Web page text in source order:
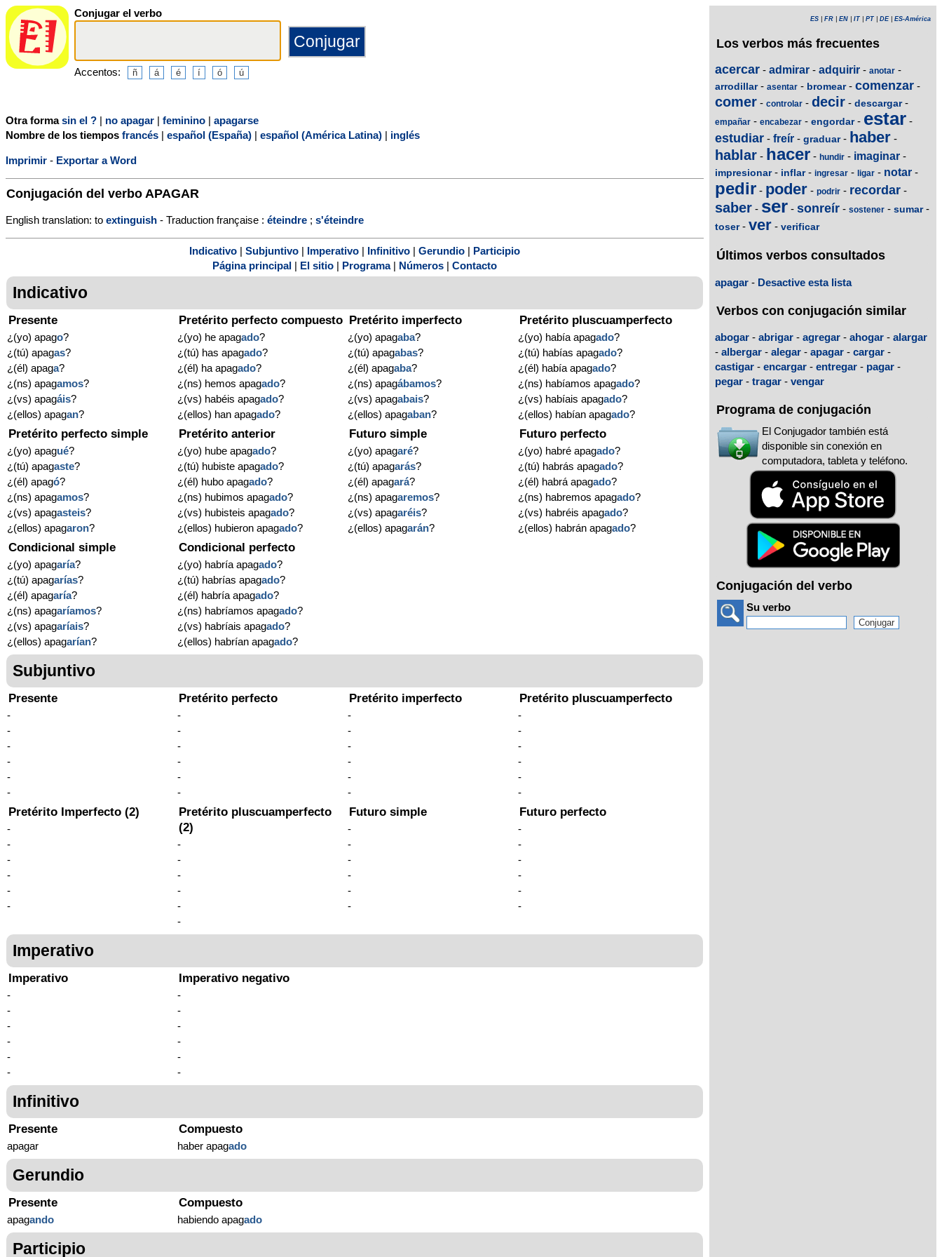
Conjugar el verbo
Accentos:
Otra formasin el ? | no apagar | feminino | apagarse
Nombre de los tiempos francés | español (España) | español (América Latina) | inglés
Imprimir - Exportar a Word
Conjugación del verbo APAGAR
English translation: to extinguish - Traduction française : éteindre ; s'éteindre
Indicativo Subjuntivo Imperativo Infinitivo Gerundio
Participio
Página principal
El sitio Programa| Números Contacto
Indicativo
Presente
¿(yo) apago?
¿(tú) apagas?
¿(él) apaga?
¿(ns) apagamos?
¿(vs) apagáis?
¿(ellos) apagan?
Pretérito perfecto compuesto
¿(yo) he apagado?
¿(tú) has apagado?
¿(él) ha apagado?
¿(ns) hemos apagado?
¿(vs) habéis apagado?
¿(ellos) han apagado?
Pretérito imperfecto
¿(yo) apagaba?
¿(tú) apagabas?
¿(él) apagaba?
¿(ns) apagábamos?
¿(vs) apagabais?
¿(ellos) apagaban?
Pretérito pluscuamperfecto
¿(yo) había apagado?
¿(tú) habías apagado?
¿(él) había apagado?
¿(ns) habíamos apagado?
¿(vs) habíais apagado?
¿(ellos) habían apagado?
Pretérito perfecto simple
¿(yo) apagué?
¿(tú) apagaste?
¿(él) apagó?
¿(ns) apagamos?
¿(vs) apagasteis?
¿(ellos) apagaron?
Pretérito anterior
¿(yo) hube apagado?
¿(tú) hubiste apagado?
¿(él) hubo apagado?
¿(ns) hubimos apagado?
¿(vs) hubisteis apagado?
¿(ellos) hubieron apagado?
Futuro simple
¿(yo) apagaré?
¿(tú) apagarás?
¿(él) apagará?
¿(ns) apagaremos?
¿(vs) apagaréis?
¿(ellos) apagarán?
Futuro perfecto
¿(yo) habré apagado?
¿(tú) habrás apagado?
¿(él) habrá apagado?
¿(ns) habremos apagado?
¿(vs) habréis apagado?
¿(ellos) habrán apagado?
Condicional simple
¿(yo) apagaría?
¿(tú) apagarías?
¿(él) apagaría?
¿(ns) apagaríamos?
¿(vs) apagaríais?
¿(ellos) apagarían?
Condicional perfecto
¿(yo) habría apagado?
¿(tú) habrías apagado?
¿(él) habría apagado?
¿(ns) habríamos apagado?
¿(vs) habríais apagado?
¿(ellos) habrían apagado?
Subjuntivo
Presente
-
-
-
-
-
-
Pretérito perfecto
-
-
-
-
-
-
Pretérito imperfecto
-
-
-
-
-
-
Pretérito pluscuamperfecto
-
-
-
-
-
-
Pretérito Imperfecto (2)
-
-
-
-
-
-
Pretérito pluscuamperfecto
(2)
-
-
-
-
-
-
Futuro simple
-
-
-
-
-
-
Futuro perfecto
-
-
-
-
-
-
Imperativo
Imperativo
-
-
-
-
-
-
Imperativo negativo
-
-
-
-
-
-
Infinitivo
Presente
apagar
Compuesto
haber apagado
Gerundio
Presente
apagando
Compuesto
habiendo apagado
Participio
ES FR EN IT PT DE| ES-América
Los verbos más frecuentes
acercar - admirar - adquirir - anotar -
arrodillar- asentar - bromear- comenzar -
comer - controlar - decir - descargar-
empañar - encabezar - engordar- estar -
estudiar - freír - graduar- haber -
hablar - hacer - hundir - imaginar -
impresionar- inflar- ingresar - ligar - notar -
pedir - poder - podrir - recordar -
saber - ser - sonreír - sostener - sumar-
toser- ver - verificar
Últimos verbos consultados
apagar - Desactive esta lista
Verbos con conjugación similar
abogar - abrigar - agregar - ahogar - alargar
- albergar - alegar - apagar - cargar -
castigar - encargar - entregar - pagar -
pegar - tragar - vengar
Programa de conjugación
El Conjugador también está
disponible sin conexión en
computadora, tableta y teléfono.
Conjugación del verbo
Su verbo